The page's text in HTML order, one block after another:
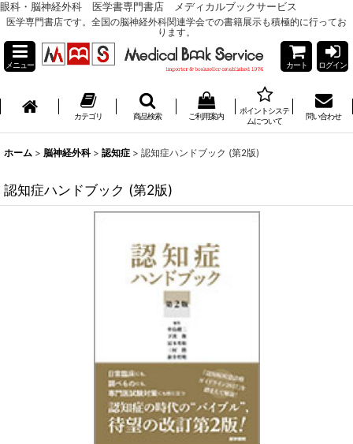
眼科・脳神経外科 医学書専門書店 メディカルブックサービス
医学専門書店です。全国の脳神経外科関連学会での書籍展示も積極的に行ってお
ります。
メニュー カート ログイン
カテゴリ 商品検索 ご利用案内
ポイントシステ
ムについて
問い合わせ
ホーム > 脳神経外科 > 認知症 > 認知症ハンドブック (第2版)
認知症ハンドブック (第2版)